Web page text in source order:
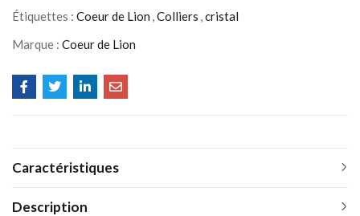
Étiquettes : Coeur de Lion ,Colliers ,cristal
Marque : Coeur de Lion
Caractéristiques
Description